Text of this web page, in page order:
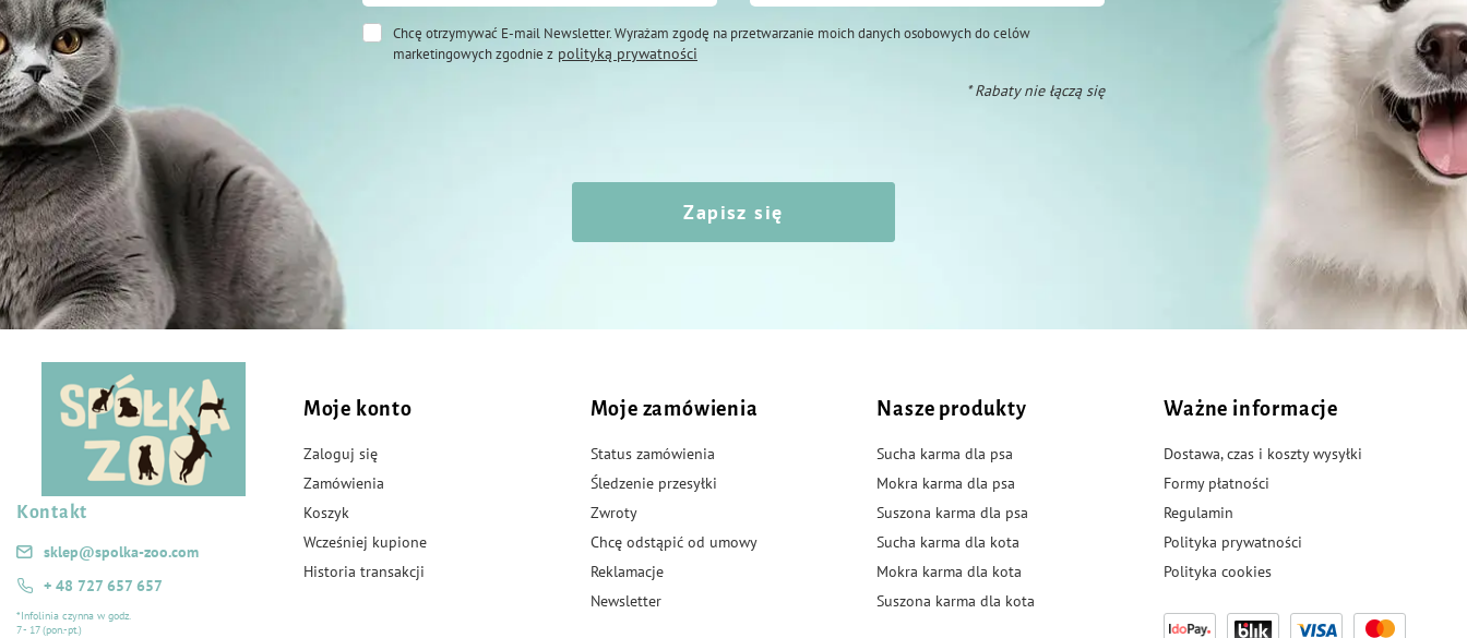
Chcę otrzymywać E-mail Newsletter. Wyrażam zgodę na przetwarzanie moich danych osobowych do celów
marketingowych zgodnie z polityką prywatności
* Rabaty nie łączą się
Zapisz się
Kontakt
sklep@spolka-zoo.com
+ 48 727 657 657
*Infolinia czynna w godz.
7 - 17 (pon.-pt.)
Moje konto
Zaloguj się
Zamówienia
Koszyk
Wcześniej kupione
Historia transakcji
Moje zamówienia
Status zamówienia
Śledzenie przesyłki
Zwroty
Chcę odstąpić od umowy
Reklamacje
Newsletter
Nasze produkty
Sucha karma dla psa
Mokra karma dla psa
Suszona karma dla psa
Sucha karma dla kota
Mokra karma dla kota
Suszona karma dla kota
Ważne informacje
Dostawa, czas i koszty wysyłki
Formy płatności
Regulamin
Polityka prywatności
Polityka cookies